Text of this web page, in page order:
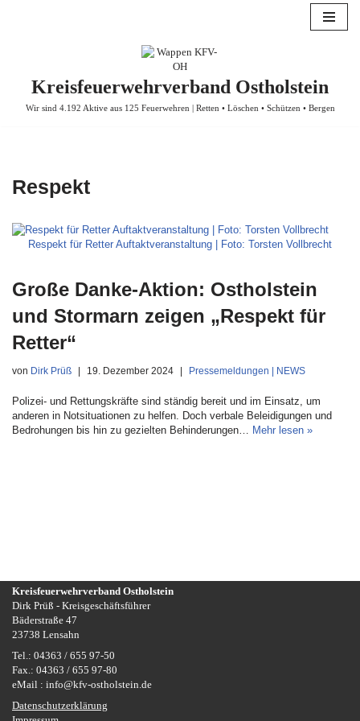
Kreisfeuerwehrverband Ostholstein
Wir sind 4.192 Aktive aus 125 Feuerwehren | Retten • Löschen • Schützen • Bergen
Respekt
Respekt für Retter Auftaktveranstaltung | Foto: Torsten Vollbrecht
Große Danke-Aktion: Ostholstein
und Stormarn zeigen „Respekt für
Retter“
von Dirk Prüß 19. Dezember 2024 Pressemeldungen | NEWS
Polizei- und Rettungskräfte sind ständig bereit und im Einsatz, um
anderen in Notsituationen zu helfen. Doch verbale Beleidigungen und
Bedrohungen bis hin zu gezielten Behinderungen… Mehr lesen »
Kreisfeuerwehrverband Ostholstein
Dirk Prüß - Kreisgeschäftsführer
Bäderstraße 47
23738 Lensahn
Tel.: 04363 / 655 97-50
Fax.: 04363 / 655 97-80
eMail : info@kfv-ostholstein.de
Datenschutzerklärung